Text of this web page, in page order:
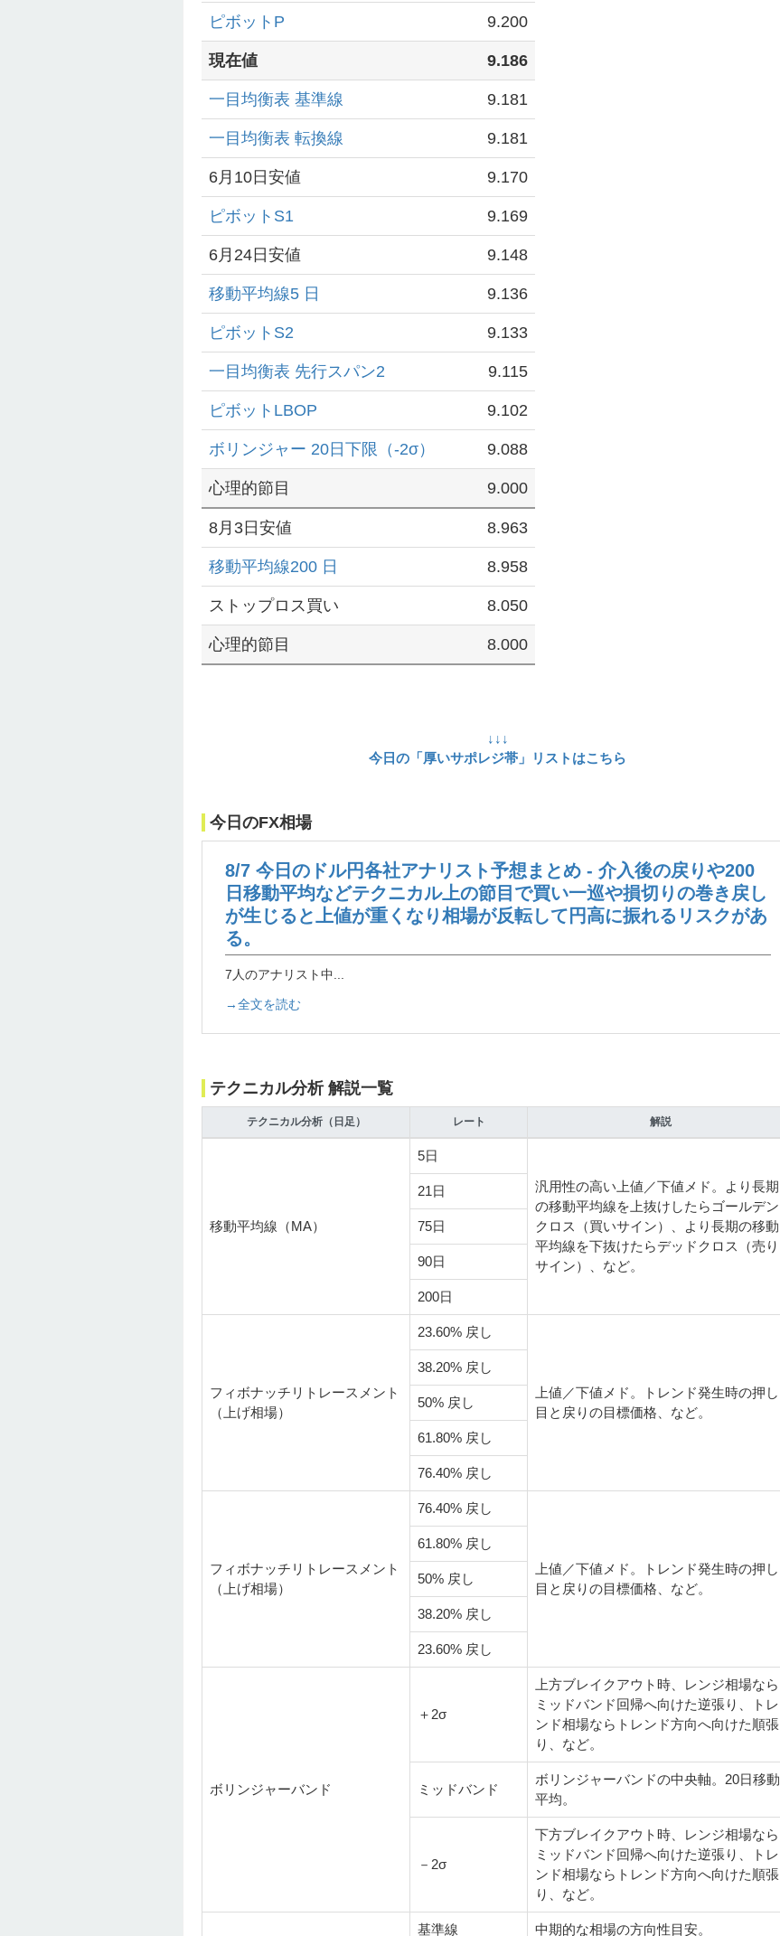
ピボットP 9.200
現在値 9.186
一目均衡表 基準線 9.181
一目均衡表 転換線 9.181
6月10日安値 9.170
ピボットS1 9.169
6月24日安値 9.148
移動平均線5 日 9.136
ピボットS2 9.133
一目均衡表 先行スパン2 9.115
ピボットLBOP 9.102
ボリンジャー 20日下限（-2σ） 9.088
心理的節目 9.000
8月3日安値 8.963
移動平均線200 日 8.958
ストップロス買い 8.050
心理的節目 8.000
↓↓↓
今日の「厚いサポレジ帯」リストはこちら
今日のFX相場
8/7 今日のドル円各社アナリスト予想まとめ - 介入後の戻りや200
日移動平均などテクニカル上の節目で買い一巡や損切りの巻き戻し
が生じると上値が重くなり相場が反転して円高に振れるリスクがあ
る。
7人のアナリスト中...
→全文を読む
テクニカル分析 解説一覧
テクニカル分析（日足） レート 解説
移動平均線（MA）
5日
汎用性の高い上値／下値メド。より長期
の移動平均線を上抜けしたらゴールデン
クロス（買いサイン）、より長期の移動
平均線を下抜けたらデッドクロス（売り
サイン）、など。
21日
75日
90日
200日
フィボナッチリトレースメント
（上げ相場）
23.60% 戻し
上値／下値メド。トレンド発生時の押し
目と戻りの目標価格、など。
38.20% 戻し
50% 戻し
61.80% 戻し
76.40% 戻し
フィボナッチリトレースメント
（上げ相場）
76.40% 戻し
上値／下値メド。トレンド発生時の押し
目と戻りの目標価格、など。
61.80% 戻し
50% 戻し
38.20% 戻し
23.60% 戻し
ボリンジャーバンド
＋2σ
上方ブレイクアウト時、レンジ相場なら
ミッドバンド回帰へ向けた逆張り、トレ
ンド相場ならトレンド方向へ向けた順張
り、など。
ミッドバンド
ボリンジャーバンドの中央軸。20日移動
平均。
－2σ
下方ブレイクアウト時、レンジ相場なら
ミッドバンド回帰へ向けた逆張り、トレ
ンド相場ならトレンド方向へ向けた順張
り、など。
基準線 中期的な相場の方向性目安。